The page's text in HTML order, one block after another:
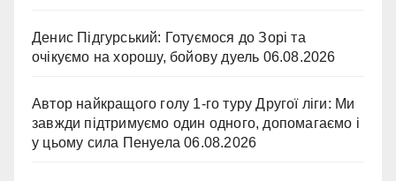
Денис Підгурський: Готуємося до Зорі та
очікуємо на хорошу, бойову дуель 06.08.2026
Автор найкращого голу 1-го туру Другої ліги: Ми
завжди підтримуємо один одного, допомагаємо і
у цьому сила Пенуела 06.08.2026